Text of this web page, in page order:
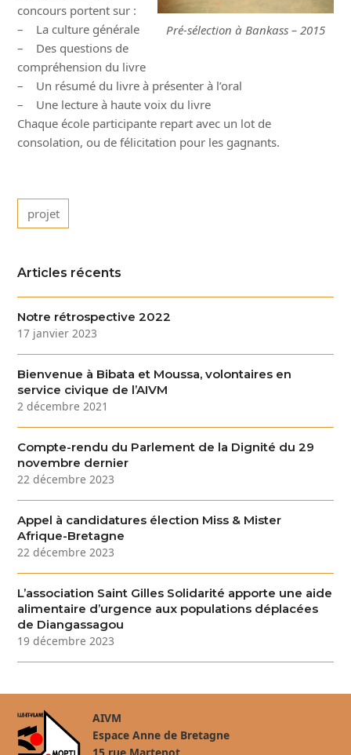
Pré-sélection à Bankass – 2015
concours portent sur :
– La culture générale
– Des questions de
compréhension du livre
– Un résumé du livre à présenter à l’oral
– Une lecture à haute voix du livre
Chaque école participante repart avec un lot de
consolation, ou de félicitation pour les gagnants.
projet
Articles récents
Notre rétrospective 2022
17 janvier 2023
Bienvenue à Bibata et Moussa, volontaires en
service civique de l’AIVM
2 décembre 2021
Compte-rendu du Parlement de la Dignité du 29
novembre dernier
22 décembre 2023
Appel à candidatures élection Miss & Mister
Afrique-Bretagne
22 décembre 2023
L’association Saint Gilles Solidarité apporte une aide
alimentaire d’urgence aux populations déplacées
de Diangassagou
19 décembre 2023
AIVM
Espace Anne de Bretagne
15 rue Martenot